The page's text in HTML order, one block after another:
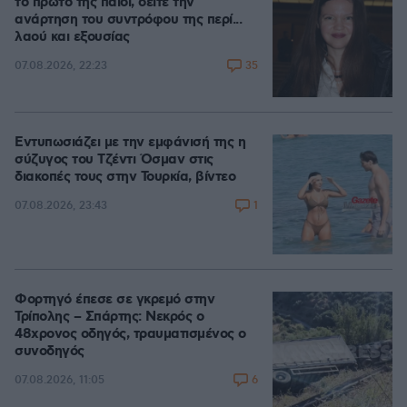
ανάρτηση του συντρόφου της περί...
λαού και εξουσίας
07.08.2026, 22:23 35
Εντυπωσιάζει με την εμφάνισή της η
σύζυγος του Τζέντι Όσμαν στις
διακοπές τους στην Τουρκία, βίντεο
07.08.2026, 23:43 1
Φορτηγό έπεσε σε γκρεμό στην
Τρίπολης – Σπάρτης: Νεκρός ο
48χρονος οδηγός, τραυματισμένος ο
συνοδηγός
07.08.2026, 11:05 6